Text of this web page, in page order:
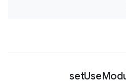
setUse